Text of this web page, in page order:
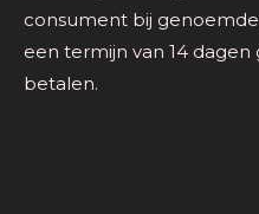
consument bij
een termijn van 14
betalen.